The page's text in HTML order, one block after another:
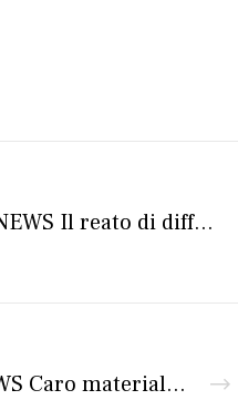
SLM | NEWS Il reato di diffamazione aggravata commesso attraverso i social network
SLM | NEWS Caro materiali: per l’ANAC la compensazione dei prezzi si applica solo agli appalti pubblici. Quali rimedi per le concessioni?